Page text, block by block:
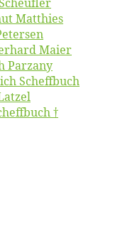
Matthies
Maier
Parzany
Scheffbuch
†